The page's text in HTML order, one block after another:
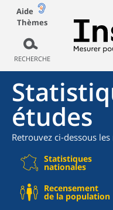
Aide
Thèmes
RECHERCHE
études
Retrouvez ci-dessous
Statistiques
nationales
Recensement
de la population